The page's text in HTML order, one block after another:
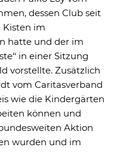
dessen Club seit
Kisten im
hatte und der im
in einer Sitzung
vorstellte. Zusätzlich
vom Caritasverband
wie die Kindergärten
können und
Aktion
wurden und im